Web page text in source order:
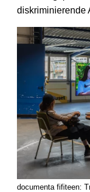
diskrimi­nierende
documenta fifiteen: